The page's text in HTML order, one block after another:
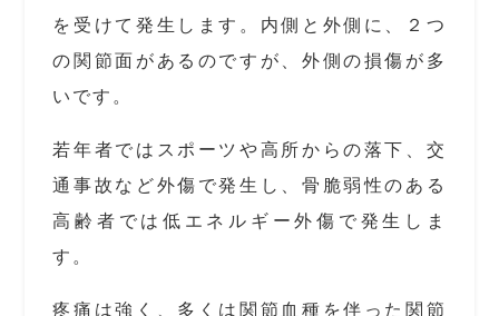
を受けて発生します。内側と外側に、２つ
の関節面があるのですが、外側の損傷が多
いです。
若年者ではスポーツや高所からの落下、交
通事故など外傷で発生し、骨脆弱性のある
高齢者では低エネルギー外傷で発生しま
す。
疼痛は強く、多くは関節血種を伴った関節